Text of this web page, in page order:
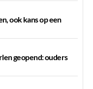
ook kans op een
geopend: ouders